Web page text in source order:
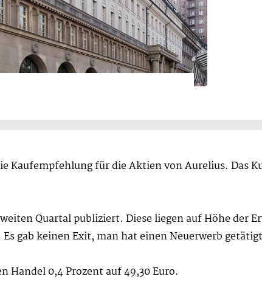
Kaufempfehlung für die Aktien von Aurelius. Das
Quartal publiziert. Diese liegen auf Höhe der
gab keinen Exit, man hat einen Neuerwerb
0,4 Prozent auf 49,30 Euro.